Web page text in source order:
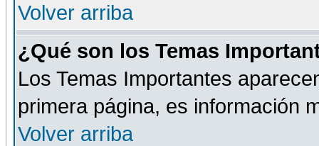
Volver arriba
¿Qué son los Temas
Los Temas Importantes
primera página, es información
Volver arriba